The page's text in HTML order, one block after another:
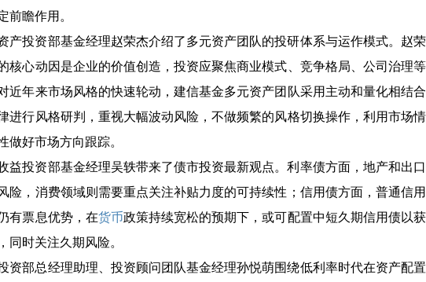
瞻作用。
产投资部基金经理赵荣杰介绍了多元资产团队的投研体系与运作模式。赵荣
核心动因是企业的价值创造，投资应聚焦商业模式、竞争格局、公司治理等
近年来市场风格的快速轮动，建信基金多元资产团队采用主动和量化相结合
进行风格研判，重视大幅波动风险，不做频繁的风格切换操作，利用市场情
好市场方向跟踪。
益投资部基金经理吴轶带来了债市投资最新观点。利率债方面，地产和出口
险，消费领域则需要重点关注补贴力度的可持续性；信用债方面，普通信用
有票息优势，在货币政策持续宽松的预期下，或可配置中短久期信用债以获
时关注久期风险。
资部总经理助理、投资顾问团队基金经理孙悦萌围绕低利率时代在资产配置